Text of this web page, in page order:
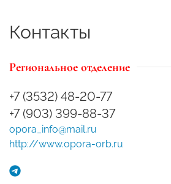
Контакты
Региональное отделение
+7 (3532) 48-20-77
+7 (903) 399-88-37
opora_info@mail.ru
http://www.opora-orb.ru